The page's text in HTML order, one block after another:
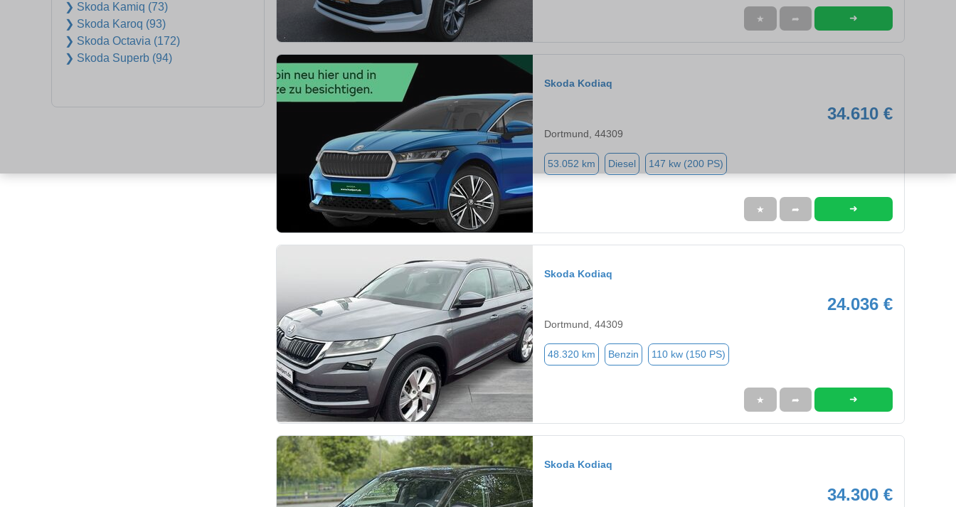
❯ Skoda Kamiq (73)
❯ Skoda Karoq (93)
❯ Skoda Octavia (172)
❯ Skoda Superb (94)
★ ➦ ➜
Skoda Kodiaq
34.610 €
Dortmund, 44309
53.052 km Diesel 147 kw (200 PS)
★ ➦ ➜
Skoda Kodiaq
24.036 €
Dortmund, 44309
48.320 km Benzin 110 kw (150 PS)
★ ➦ ➜
Skoda Kodiaq
34.300 €